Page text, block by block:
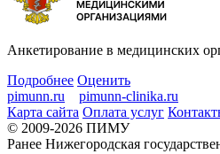
Анкетирование в медицинских
Подробнее Оценить
pimunn.ru
pimunn-clinika.ru
Карта сайта Оплата услуг
© 2009-2026 ПИМУ
Ранее Нижегородская